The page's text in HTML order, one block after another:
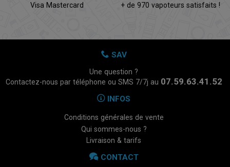
Visa Mastercard
+ de 970 vapoteurs satisfaits !
SAV
Une question ?
Contactez-nous par téléphone ou SMS 7/7j au 07.59.63.41.52
INFOS
Conditions générales de vente
Qui sommes-nous ?
Livraison & tarifs
CONTACT